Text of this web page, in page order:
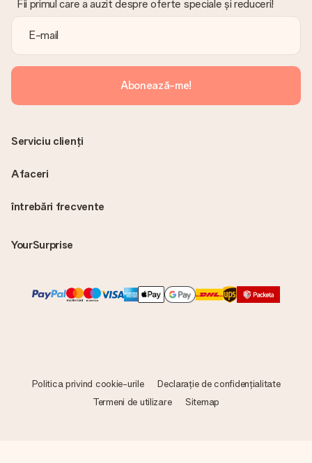
Fii primul care a auzit despre oferte speciale și reduceri!
Abonează-me!
întrebări frecvente
YourSurprise
Serviciu clienți
Afaceri
Politica privind cookie-urile
Declarație de confidențialitate
Termeni de utilizare
Sitemap